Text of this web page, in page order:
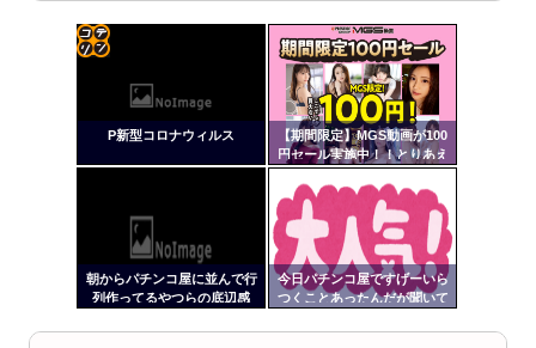
ますｗ」←これどうす...
【閲覧注意】俺が近くにいると機械が壊れるんだけどさ
【画像】ペプシコーラ社、「こういうのでいいんだよ」
な新商品を発売
Powered by livedoor 相互RSS
P新型コロナウィルス
【期間限定】MGS動画が100
円セール実施中！！とりあえ
ず全部買うやろｗｗｗｗｗ
朝からパチンコ屋に並んで行
列作ってるやつらの底辺感
今日パチンコ屋ですげーいら
つくことあったんだが聞いて
更新
ツー